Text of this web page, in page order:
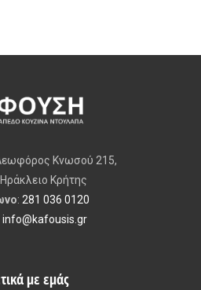
Κνωσού 215,
Κρήτης
: 281 036 0120
info@kafousis.gr
με εμάς